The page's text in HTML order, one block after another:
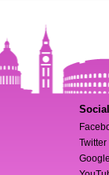
Social
Twitter